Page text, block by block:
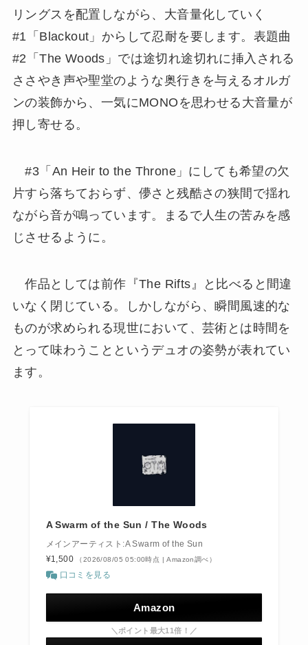
リングスを配置しながら、大音量化していく
#1「Blackout」からして忍耐を要します。表題曲
#2「The Woods」では途切れ途切れに挿入される
ささやき声や聖堂のような奥行きを与えるオルガ
ンの装飾から、一気にMONOを思わせる大音量が
押し寄せる。
#3「An Heir to the Throne」にしても希望の欠
片すら落ちておらず、儚さと残酷さの狭間で揺れ
ながら音が鳴っています。まるで人生の苦みを感
じさせるように。
作品としては前作『The Rifts』と比べると間違
いなく閉じている。しかしながら、瞬間風速的な
ものが求められる現世において、芸術とは時間を
とって味わうことというデュオの姿勢が表れてい
ます。
A Swarm of the Sun / The Woods
メインアーティスト:A Swarm of the Sun
¥1,500
（2026/08/05 05:00時点 | Amazon調べ）
口コミを見る
Amazon
＼ポイント最大11倍！／